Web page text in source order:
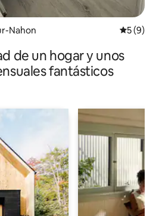
Nahon
5 (9)
de un hogar y unos
fantásticos